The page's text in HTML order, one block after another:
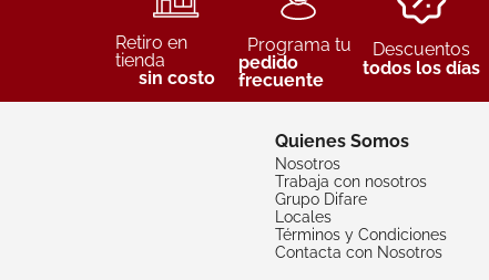
Retiro en
tienda
sin costo
Programa tu
pedido
frecuente
Descuentos
todos los días
Quienes Somos
Nosotros
Trabaja con nosotros
Grupo Difare
Locales
Términos y Condiciones
Contacta con Nosotros